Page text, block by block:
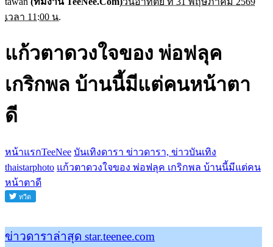
เวลา 11:00 น.
แก้วตาดวงใจของ พ่อฟลุค
เกริกพล บ้านนี้มีแต่คนหน้าตา
ดี
หน้าแรกTeeNee บันเทิงดารา ข่าวดารา, ข่าวบันเทิง
thaistarphoto แก้วตาดวงใจของ พ่อฟลุค เกริกพล บ้านนี้มีแต่คน
หน้าตาดี
ข่าวดาราล่าสุด star.teenee.com